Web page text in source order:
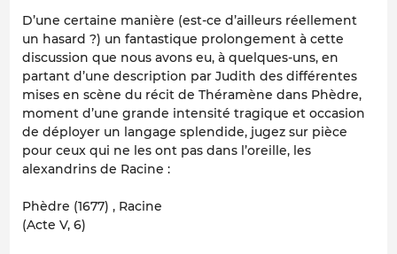
D’une certaine manière (est-ce d’ailleurs réellement
un hasard ?) un fantastique prolongement à cette
discussion que nous avons eu, à quelques-uns, en
partant d’une description par Judith des différentes
mises en scène du récit de Théramène dans Phèdre,
moment d’une grande intensité tragique et occasion
de déployer un langage splendide, jugez sur pièce
pour ceux qui ne les ont pas dans l’oreille, les
alexandrins de Racine :
Phèdre (1677) , Racine
(Acte V, 6)